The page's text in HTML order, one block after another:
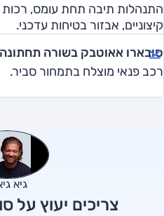
התנהלות תיבה תחת עומס, רכות
קיצוניים, אבזור בטיחות עדכני.
סובארו אאוטבק בשורה תחתונה
רכב פנאי מוצלח בתמחור סביר.
גיא
צריכים יעוץ על